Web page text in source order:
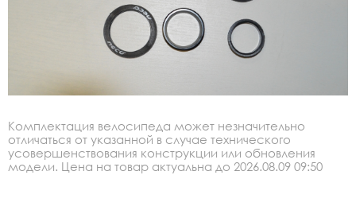
Комплектация велосипеда может незначительно
отличаться от указанной в случае технического
усовершенствования конструкции или обновления
модели. Цена на товар актуальна до 2026.08.09 09:50